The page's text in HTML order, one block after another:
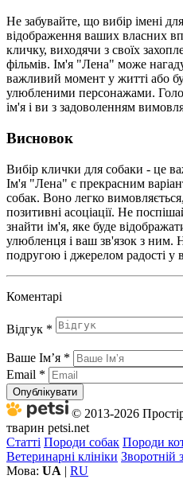
Не забувайте, що вибір імені
відображення ваших власних
кличку, виходячи з своїх
фільмів. Ім'я "Лена" може
важливий момент у житті або
улюбленими персонажами.
ім'я і ви з задоволенням
Висновок
Вибір клички для собаки - це
Ім'я "Лена" є прекрасним
собак. Воно легко
позитивні асоціації. Не
знайти ім'я, яке буде
улюбленця і ваш зв'язок з ним.
подругою і джерелом радості у
Коментарі
Відгук *
Ваше Імʼя *
Email *
Опублікувати
© 2013-2026
тварин petsi.net
Статті Породи собак Породи
Ветеринарні клініки Зворотній
Мова: UA | RU